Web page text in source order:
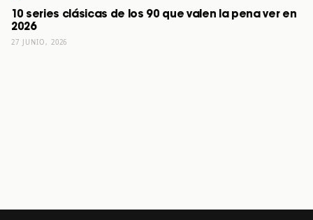
10 series clásicas de los 90 que valen la pena ver en
2026
27 JUNIO, 2026